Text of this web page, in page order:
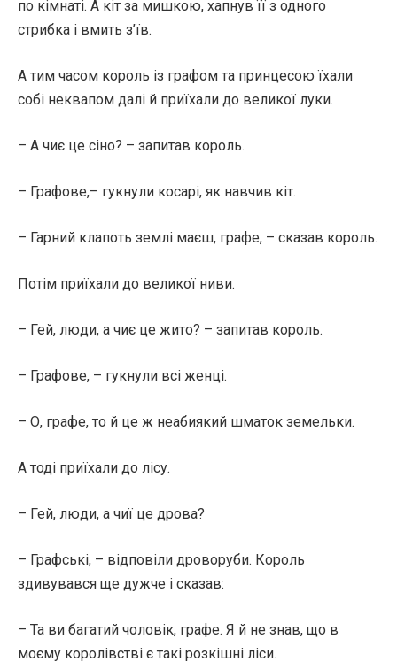
по кімнаті. А кіт за мишкою, хапнув її з одного
стрибка і вмить з’їв.
А тим часом король із графом та принцесою їхали
собі неквапом далі й приїхали до великої луки.
– А чиє це сіно? – запитав король.
– Графове,– гукнули косарі, як навчив кіт.
– Гарний клапоть землі маєш, графе, – сказав король.
Потім приїхали до великої ниви.
– Гей, люди, а чиє це жито? – запитав король.
– Графове, – гукнули всі женці.
– О, графе, то й це ж неабиякий шматок земельки.
А тоді приїхали до лісу.
– Гей, люди, а чиї це дрова?
– Графські, – відповіли дроворуби. Король
здивувався ще дужче і сказав:
– Та ви багатий чоловік, графе. Я й не знав, що в
моєму королівстві є такі розкішні ліси.